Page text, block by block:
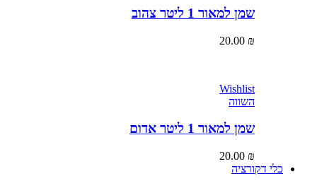
שמן למאור 1 ליטר צהוב
20.00
Wishlist
שמן למאור 1 ליטר אדום
20.00
כלי דקורציה